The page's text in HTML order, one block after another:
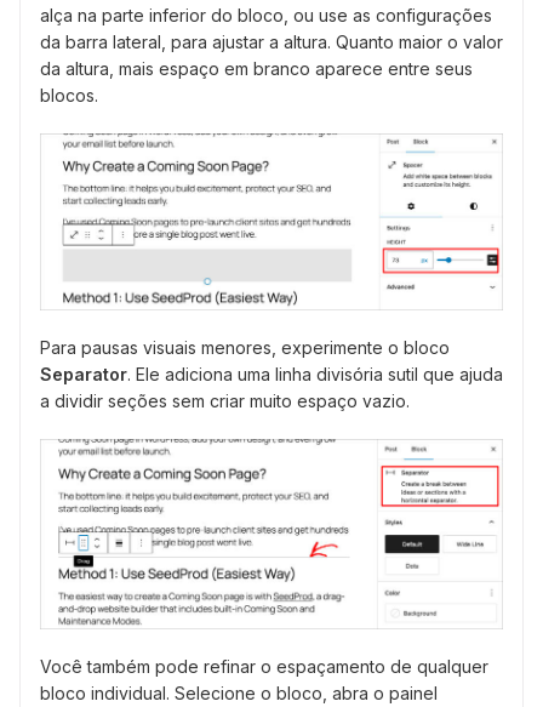
alça na parte inferior do bloco, ou use as configurações
da barra lateral, para ajustar a altura. Quanto maior o valor
da altura, mais espaço em branco aparece entre seus
blocos.
Para pausas visuais menores, experimente o bloco
Separator. Ele adiciona uma linha divisória sutil que ajuda
a dividir seções sem criar muito espaço vazio.
Você também pode refinar o espaçamento de qualquer
bloco individual. Selecione o bloco, abra o painel